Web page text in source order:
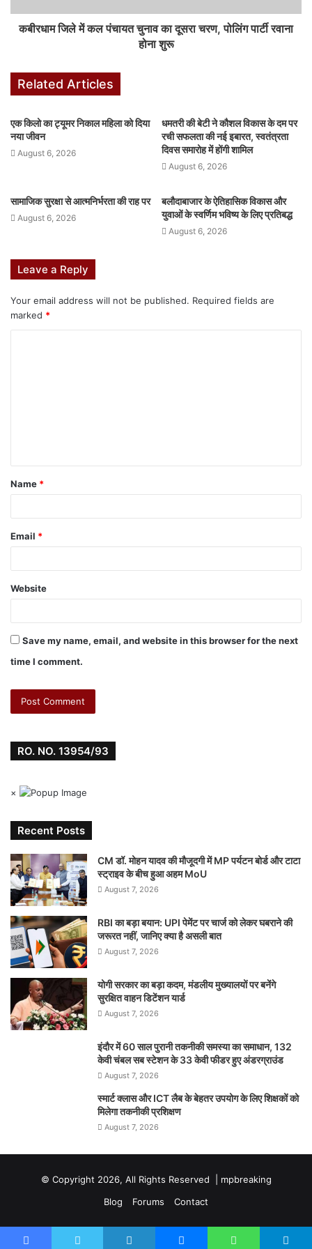
o
k
p
g
er
कबीरधाम जिले में कल पंचायत चुनाव का दूसरा चरण, पोलिंग पार्टी रवाना
होना शुरू
Related Articles
एक किलो का ट्यूमर निकाल महिला को दिया
नया जीवन
August 6, 2026
धमतरी की बेटी ने कौशल विकास के दम पर
रची सफलता की नई इबारत, स्वतंत्रता
दिवस समारोह में होंगी शामिल
August 6, 2026
सामाजिक सुरक्षा से आत्मनिर्भरता की राह पर
August 6, 2026
बलौदाबाजार के ऐतिहासिक विकास और
युवाओं के स्वर्णिम भविष्य के लिए प्रतिबद्ध
August 6, 2026
Leave a Reply
Your email address will not be published. Required fields are
marked *
Name *
Email *
Website
Save my name, email, and website in this browser for the next
time I comment.
RO. NO. 13954/93
×
Recent Posts
CM डॉ. मोहन यादव की मौजूदगी में MP पर्यटन बोर्ड और टाटा
स्ट्राइव के बीच हुआ अहम MoU
August 7, 2026
RBI का बड़ा बयान: UPI पेमेंट पर चार्ज को लेकर घबराने की
जरूरत नहीं, जानिए क्या है असली बात
August 7, 2026
योगी सरकार का बड़ा कदम, मंडलीय मुख्यालयों पर बनेंगे
सुरक्षित वाहन डिटेंशन यार्ड
August 7, 2026
इंदौर में 60 साल पुरानी तकनीकी समस्या का समाधान, 132
केवी चंबल सब स्टेशन के 33 केवी फीडर हुए अंडरग्राउंड
August 7, 2026
स्मार्ट क्लास और ICT लैब के बेहतर उपयोग के लिए शिक्षकों को
मिलेगा तकनीकी प्रशिक्षण
August 7, 2026
© Copyright 2026, All Rights Reserved | mpbreaking
Blog
Forums Contact